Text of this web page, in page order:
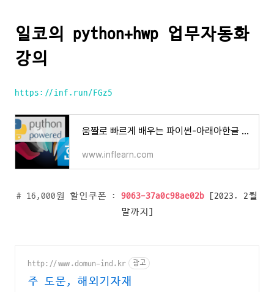
일코의 python+hwp 업무자동화
강의
https://inf.run/FGz5
움짤로 빠르게 배우는 파이썬-아래아한글 자동화 레시피 - 인프런 | 강의
www.inflearn.com
# 16,000원 할인쿠폰 : 9063-37a0c98ae02b [2023. 2월
말까지]
http://www.domun-ind.kr 광고
주 도문, 해외기자재